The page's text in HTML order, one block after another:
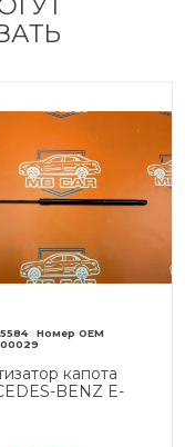
капота
BENZ E-